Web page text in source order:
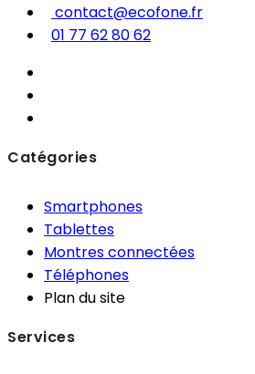
contact@ecofone.fr
01 77 62 80 62
Catégories
Smartphones
Tablettes
Montres connectées
Téléphones
Plan du site
Services